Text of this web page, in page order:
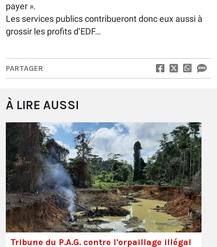
payer ».
Les services publics contribueront donc eux aussi à
grossir les profits d’EDF…
PARTAGER
À LIRE AUSSI
Tribune du P.A.G. contre l'orpaillage illégal